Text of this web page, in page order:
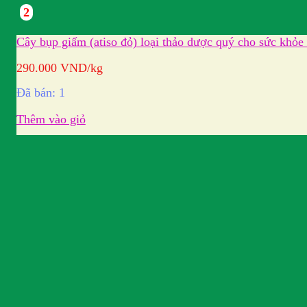
2
Cây bụp giấm (atiso đỏ) loại thảo dược quý cho sức khỏe
290.000 VND/kg
Đã bán: 1
Thêm vào giỏ